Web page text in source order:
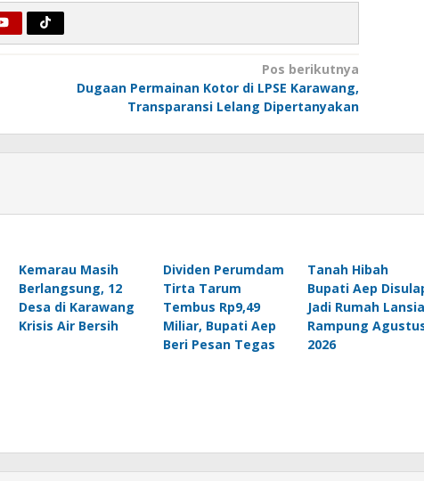
Pos berikutnya
Dugaan Permainan Kotor di LPSE Karawang,
Transparansi Lelang Dipertanyakan
Kemarau Masih
Berlangsung, 12
Desa di Karawang
Krisis Air Bersih
Dividen Perumdam
Tirta Tarum
Tembus Rp9,49
Miliar, Bupati Aep
Beri Pesan Tegas
Tanah Hibah
Bupati Aep
Jadi Rumah
Rampung
2026